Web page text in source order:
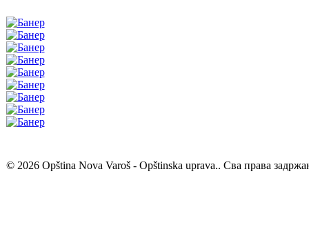
© 2026 Opština Nova Varoš - Opštinska uprava.. Сва права